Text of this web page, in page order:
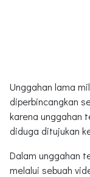
Unggahan lama
diperbincangkan
karena unggahan
diduga ditujukan
Dalam unggahan
melalui sebuah